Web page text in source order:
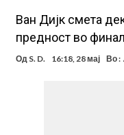
Ван Дијк смета
предност во
Од S. D. 16:18, 28 мај Во :